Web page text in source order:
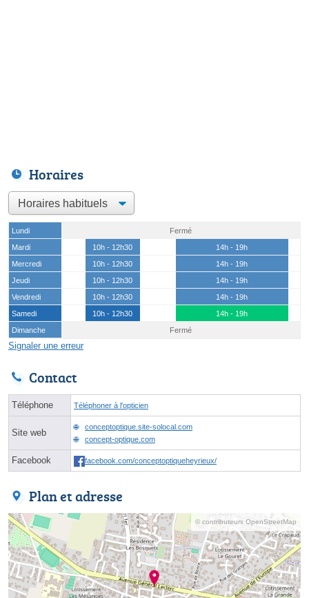
Horaires
Lundi
Fermé
Mardi
10h - 12h30
14h - 19h
Mercredi
10h - 12h30
14h - 19h
Jeudi
10h - 12h30
14h - 19h
Vendredi
10h - 12h30
14h - 19h
Samedi
10h - 12h30
14h - 19h
Dimanche
Fermé
Signaler une erreur
Contact
Téléphone Téléphoner à l'opticien
Site web
conceptoptique.site-solocal.com
concept-optique.com
Facebook facebook.com/conceptoptiqueheyrieux/
Plan et adresse
© contributeurs OpenStreetMap